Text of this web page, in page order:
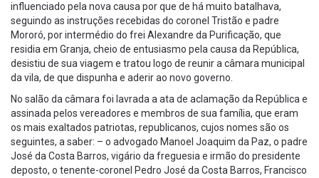
influenciado pela nova causa por que de há muito batalhava,
seguindo as instruções recebidas do coronel Tristão e padre
Mororó, por intermédio do frei Alexandre da Purificação, que
residia em Granja, cheio de entusiasmo pela causa da República,
desistiu de sua viagem e tratou logo de reunir a câmara municipal
da vila, de que dispunha e aderir ao novo governo.
No salão da câmara foi lavrada a ata de aclamação da República e
assinada pelos vereadores e membros de sua família, que eram
os mais exaltados patriotas, republicanos, cujos nomes são os
seguintes, a saber: – o advogado Manoel Joaquim da Paz, o padre
José da Costa Barros, vigário da freguesia e irmão do presidente
deposto, o tenente-coronel Pedro José da Costa Barros, Francisco